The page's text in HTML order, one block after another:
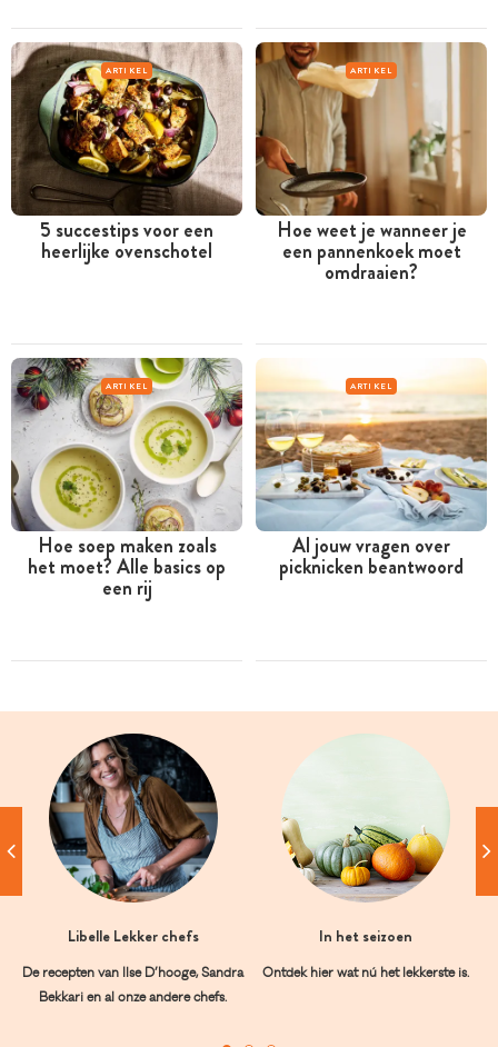
ARTIKEL
5 succestips voor een
heerlijke ovenschotel
ARTIKEL
Hoe weet je wanneer je
een pannenkoek moet
omdraaien?
ARTIKEL
Hoe soep maken zoals
het moet? Alle basics op
een rij
ARTIKEL
Al jouw vragen over
picknicken beantwoord
Libelle Lekker chefs
De recepten van Ilse D’hooge, Sandra
Bekkari en al onze andere chefs.
In het seizoen
Ontdek hier wat nú het lekkerste is.